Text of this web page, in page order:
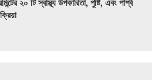
২০ টি স্বাস্থ্য উপকারিতা, পুষ্টি, এবং পার্শ্ব